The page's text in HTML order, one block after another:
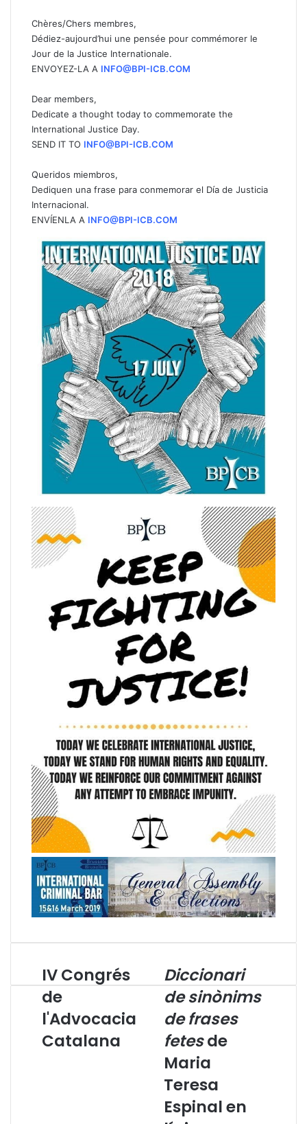
Chères/Chers membres,
Dédiez-aujourd’hui une pensée pour commémorer le
Jour de la Justice Internationale.
ENVOYEZ-LA A INFO@BPI-ICB.COM
Dear members,
Dedicate a thought today to commemorate the
International Justice Day.
SEND IT TO INFO@BPI-ICB.COM
Queridos miembros,
Dediquen una frase para conmemorar el Día de Justicia
Internacional.
ENVÍENLA A INFO@BPI-ICB.COM
I
V
C
o
g
IV Congrés
de
l'Advocacia
Catalana
D
i
c
c
o
n
a
i
d
Diccionari
de sinònims
de frases
fetesde
Maria
Teresa
Espinal en